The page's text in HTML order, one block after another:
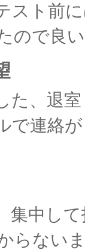
スト前
ので良い
た、退
で連絡
集中し
らない